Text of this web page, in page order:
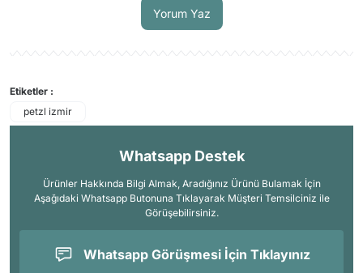
Yorum Yaz
Etiketler :
petzl izmir
Whatsapp Destek
Ürünler Hakkında Bilgi Almak, Aradığınız Ürünü Bulamak İçin
Aşağıdaki Whatsapp Butonuna Tıklayarak Müşteri Temsilciniz ile
Görüşebilirsiniz.
Whatsapp Görüşmesi İçin Tıklayınız